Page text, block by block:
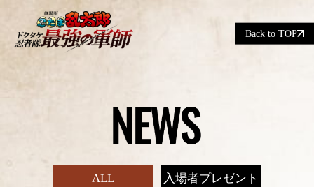
Back to TOP
ALL
入場者プレゼント